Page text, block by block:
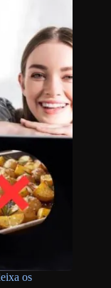
os